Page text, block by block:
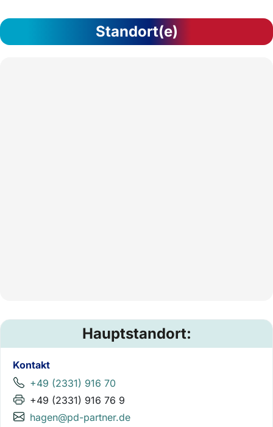
Standort(e)
Hauptstandort:
Kontakt
+49 (2331) 916 70
+49 (2331) 916 76 9
hagen@pd-partner.de